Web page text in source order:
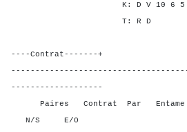
K: D V 10 6
T: R D |
----Contrat-------+
-------------------
Paires Contrat Par
N/S E/O N/